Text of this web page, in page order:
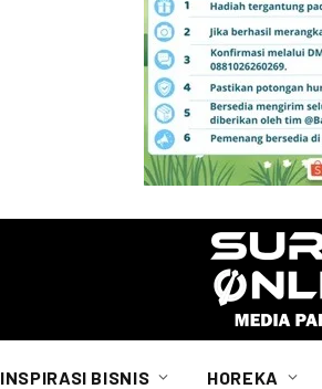
INSPIRASI BISNIS HOREKA